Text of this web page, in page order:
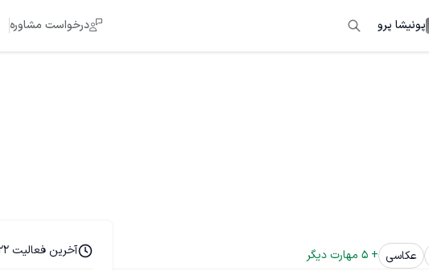
پونیشا پرو درخواست مشاوره
عکاسی +
5 مهارت دیگر
آخرین فعالیت 22 خرداد 1397